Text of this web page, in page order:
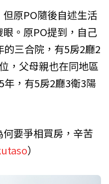
原PO隨後自述生活
。原PO提到，自己
三合院，有5房2廳2
，父母親也在同地區
，有5房2廳3衛3陽
要爭相買房，辛苦
）